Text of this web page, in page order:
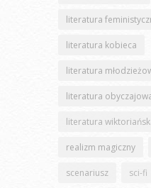
literatura
literatura kobieca
literatura
literatura
literatura
realizm magiczny
scenariusz sci-fi